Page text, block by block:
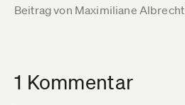
Beitrag von Maximiliane Albrecht
1 Kommentar